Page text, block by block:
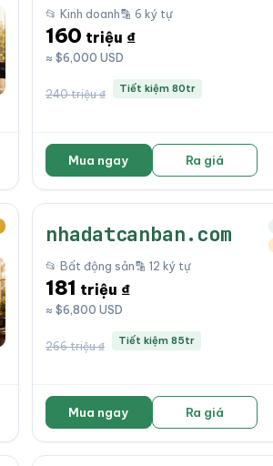
📂 Kinh doanh🔡 6 ký tự
160 triệu ₫
≈ $6,000 USD
240 triệu ₫ Tiết kiệm 80tr
Mua ngay Ra giá
nhadatcanban.com
📂 Bất động sản🔡 12 ký tự
181 triệu ₫
≈ $6,800 USD
266 triệu ₫ Tiết kiệm 85tr
Mua ngay Ra giá